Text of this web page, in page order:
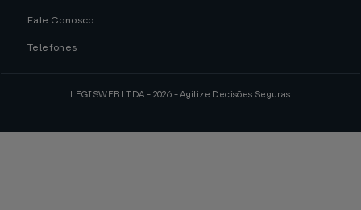
Fale Conosco
Telefones
LEGISWEB LTDA - 2026 - Agilize Decisões Seguras